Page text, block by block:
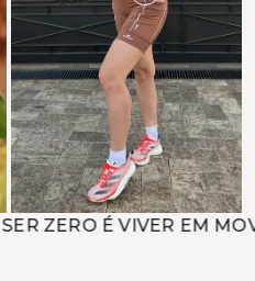
EM MOVIMENTO